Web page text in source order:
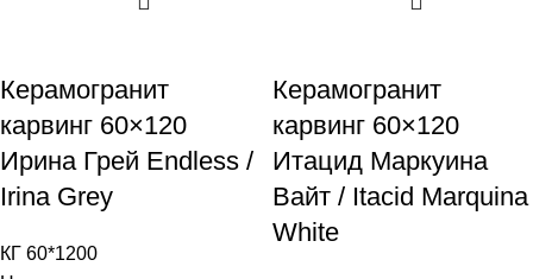
Керамогранит
карвинг 60×120
Ирина Грей Endless /
Irina Grey
КГ 60*1200
Керамогранит
карвинг 60×120
Итацид Маркуина
Вайт / Itacid Marquina
White